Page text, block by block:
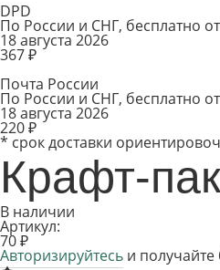
DPD
По России и СНГ, бесплатно
18 августа 2026
367 ₽
Почта России
По России и СНГ, бесплатно
18 августа 2026
220 ₽
* срок доставки
Крафт-
В наличии
Артикул:
70 ₽
Авторизируйтесь и